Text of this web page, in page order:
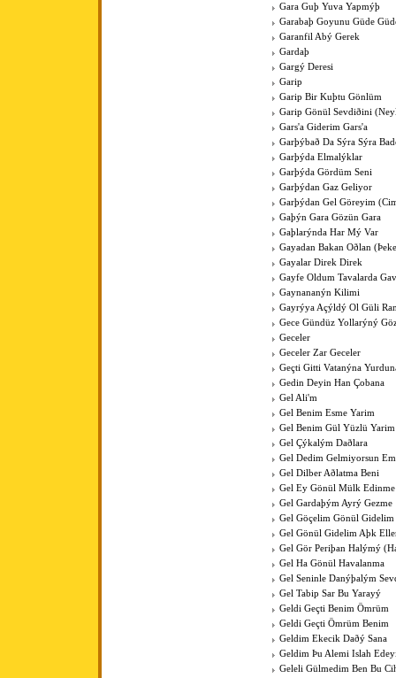
Gara Guþ Yuva Yapmýþ
Garabaþ Goyunu Güde
Garanfil Abý Gerek
Gardaþ
Gargý Deresi
Garip
Garip Bir Kuþtu Gönlüm
Garip Gönül Sevdiðini
Gars'a Giderim Gars'a
Garþýbað Da Sýra Sýra
Garþýda Elmalýklar
Garþýda Gördüm Seni
Garþýdan Gaz Geliyor
Garþýdan Gel Göreyim
Gaþýn Gara Gözün Gara
Gaþlarýnda Har Mý Var
Gayadan Bakan Oðlan
Gayalar Direk Direk
Gayfe Oldum Tavalarda
Gaynananýn Kilimi
Gayrýya Açýldý Ol Güli
Gece Gündüz Yollarýný
Geceler
Geceler Zar Geceler
Geçti Gitti Vatanýna
Gedin Deyin Han Çobana
Gel Ali'm
Gel Benim Esme Yarim
Gel Benim Gül Yüzlü Yarim
Gel Çýkalým Daðlara
Gel Dedim Gelmiyorsun
Gel Dilber Aðlatma Beni
Gel Ey Gönül Mülk
Gel Gardaþým Ayrý Gezme
Gel Göçelim Gönül Gidelim
Gel Gönül Gidelim Aþk
Gel Gör Periþan Halýmý
Gel Ha Gönül Havalanma
Gel Seninle Danýþalým
Gel Tabip Sar Bu Yarayý
Geldi Geçti Benim Ömrüm
Geldi Geçti Ömrüm Benim
Geldim Ekecik Daðý Sana
Geldim Þu Alemi Islah
Geleli Gülmedim Ben Bu